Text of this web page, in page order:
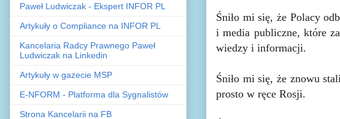
Śniło mi się, że Polacy
i media publiczne, które
wiedzy i informacji.
Śniło mi się, że znowu
prosto w ręce Rosji.
Paweł Ludwiczak - Ekspert INFOR PL
Artykuły o Compliance na INFOR PL
Kancelaria Radcy Prawnego Paweł
Ludwiczak na Linkedin
Artykuły w gazecie MSP
E-NFORM - Platforma dla Sygnalistów
Strona Kancelarii na FB